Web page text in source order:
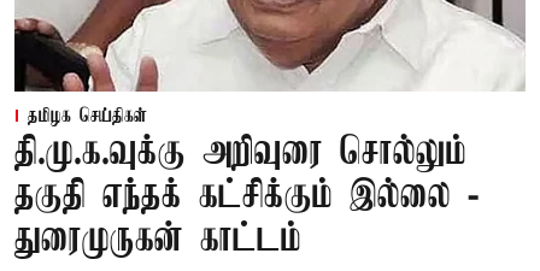
தமிழக செய்திகள்
தி.மு.க.வுக்கு அறிவுரை சொல்லும்
தகுதி எந்தக் கட்சிக்கும் இல்லை -
துரைமுருகன் காட்டம்